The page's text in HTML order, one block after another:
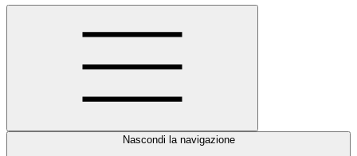
Nascondi la navigazione